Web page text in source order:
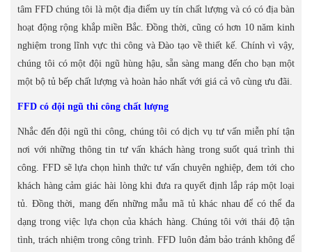
tâm FFD chúng tôi là một địa điểm uy tín chất lượng và có có địa bàn
hoạt động rộng khắp miền Bắc. Đồng thời, cũng có hơn 10 năm kinh
nghiệm trong lĩnh vực thi công và Đào tạo về thiết kế. Chính vì vậy,
chúng tôi có một đội ngũ hùng hậu, sẵn sàng mang đến cho bạn một
một bộ tủ bếp chất lượng và hoàn hảo nhất với giá cả vô cùng ưu đãi.
FFD có đội ngũ thi công chất lượng
Nhắc đến đội ngũ thi công, chúng tôi có dịch vụ tư vấn miễn phí tận
nơi với những thông tin tư vấn khách hàng trong suốt quá trình thi
công. FFD sẽ lựa chọn hình thức tư vấn chuyên nghiệp, đem tới cho
khách hàng cảm giác hài lòng khi đưa ra quyết định lắp ráp một loại
tủ. Đồng thời, mang đến những mẫu mã tủ khác nhau để có thể đa
dạng trong việc lựa chọn của khách hàng. Chúng tôi với thái độ tận
tình, trách nhiệm trong công trình. FFD luôn đảm bảo tránh không để